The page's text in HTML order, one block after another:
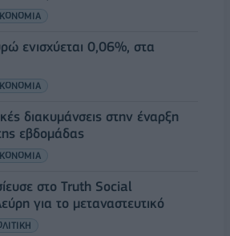
ενισχύεται 0,06%, στα
διακυμάνσεις στην έναρξη
εβδομάδας
στο Truth Social
για το μεταναστευτικό